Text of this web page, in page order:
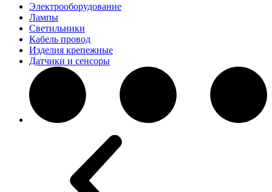
Электрооборудование
Лампы
Светильники
Кабель провод
Изделия крепежные
Датчики и сенсоры